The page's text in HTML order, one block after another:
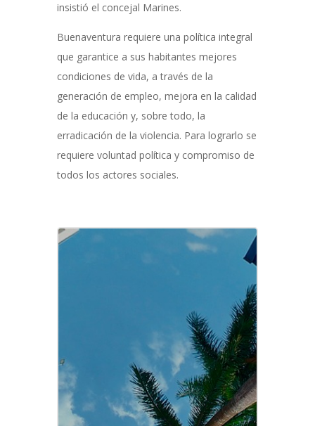
insistió el concejal Marines.
Buenaventura requiere una política integral
que garantice a sus habitantes mejores
condiciones de vida, a través de la
generación de empleo, mejora en la calidad
de la educación y, sobre todo, la
erradicación de la violencia. Para lograrlo se
requiere voluntad política y compromiso de
todos los actores sociales.